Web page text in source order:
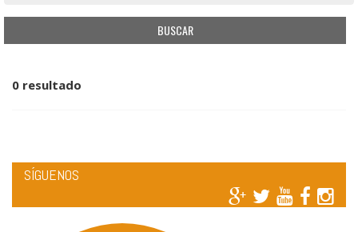
0 resultado
SÍGUENOS